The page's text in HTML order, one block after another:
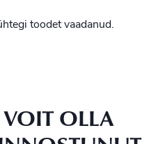
toodet vaadanud.
VOIT OLLA